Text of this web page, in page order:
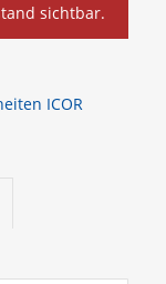
sichtbar.
ICOR